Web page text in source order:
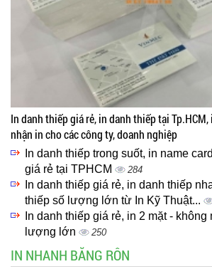
In danh thiếp giá rẻ, in danh thiếp tại
nhận in cho các công ty, doanh nghiệp
In danh thiếp trong suốt, in name
giá rẻ tại TPHCM
284
In danh thiếp giá rẻ, in danh thiếp
thiếp số lượng lớn từ In Kỹ Thuật...
In danh thiếp giá rẻ, in 2 mặt - không
lượng lớn
250
IN NHANH BĂNG RÔN